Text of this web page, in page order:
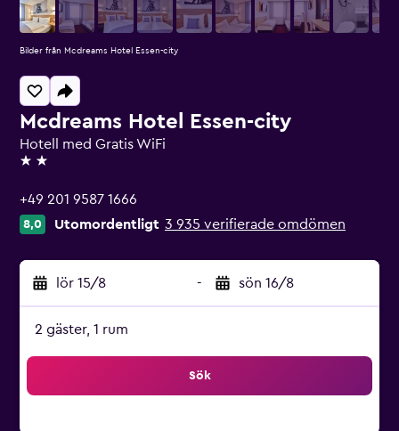
Mcdreams Hotel Essen-city
Hotell med Gratis WiFi
2 stjärnor
+49 201 9587 1666
8,0 Utomordentligt 3 935 verifierade omdömen
lör 15/8 - sön 16/8
2 gäster, 1 rum
Sök
Bilder från Mcdreams Hotel Essen-city